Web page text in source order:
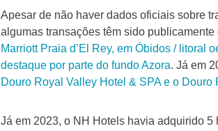
Apesar de não haver dados oficiais sobre
algumas transações têm sido
Marriott Praia d’El Rey, em Óbidos / litoral
destaque por parte do fundo Azora. Já em
Douro Royal Valley Hotel & SPA e o
Já em 2023, o NH Hotels havia adquirido 5